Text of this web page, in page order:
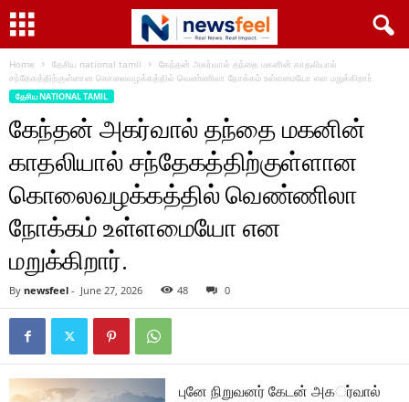
Home தேசிய national tamil
கேந்தன் அகர்வால் தந்தை மகனின் காதலியால்
சந்தேகத்திற்குள்ளான கொலைவழக்கத்தில் வெண்ணிலா நோக்கம் உள்ளமையோ என மறுக்கிறார்.
தேசிய NATIONAL TAMIL
கேந்தன் அகர்வால் தந்தை மகனின்
காதலியால் சந்தேகத்திற்குள்ளான
கொலைவழக்கத்தில் வெண்ணிலா
நோக்கம் உள்ளமையோ என
மறுக்கிறார்.
By newsfeel - June 27, 2026 48 0
புனே நிறுவனர் கேடன் அகர்்வால்